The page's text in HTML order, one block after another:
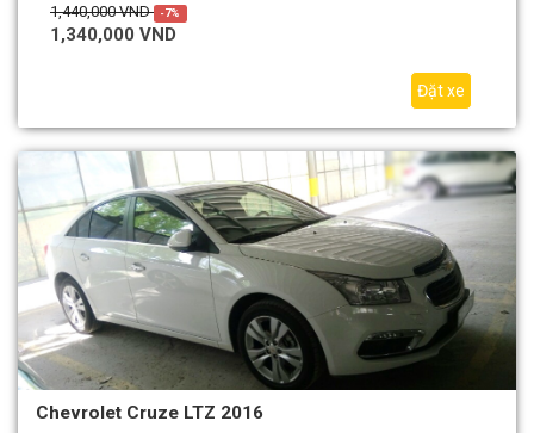
1,440,000 VND -7%
1,340,000 VND
Đặt xe
Chevrolet Cruze LTZ 2016